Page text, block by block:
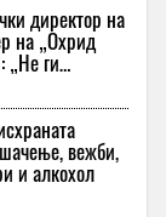
и ја
македонски
директор на
на „Охрид
„Не ги
сакаме ние
вежби,
и алкохол